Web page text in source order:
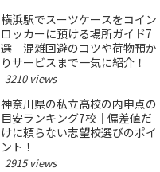
横浜駅でスーツケースをコイン
ロッカーに預ける場所ガイド7
選｜混雑回避のコツや荷物預か
りサービスまで一気に紹介！
3210 views
神奈川県の私立高校の内申点の
目安ランキング7校｜偏差値だ
けに頼らない志望校選びのポイ
ント！
2915 views